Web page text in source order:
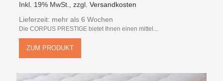
Inkl. 19% MwSt.,zzgl.Versandkosten
Lieferzeit: mehr als 6 Wochen
Die CORPUS PRESTIGE bietet Ihnen einen mittel...
ZUM PRODUKT